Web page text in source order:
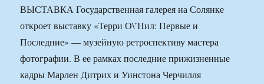
ВЫСТАВКА Государственная галерея на Солянке
откроет выставку «Терри О\’Нил: Первые и
Последние» — музейную ретроспективу мастера
фотографии. В ее рамках последние прижизненные
кадры Марлен Дитрих и Уинстона Черчилля